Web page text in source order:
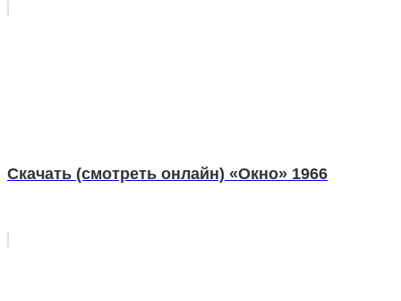
Скачать (смотреть онлайн) «Окно» 1966